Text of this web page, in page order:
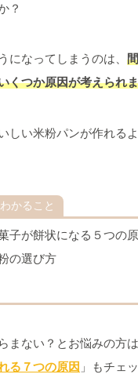
？
になってしまうのは、
くつか原因が考えられ
しい米粉パンが作れる
かること
子が餅状になる５つの
の選び方
まない？とお悩みの方
る７つの原因 」もチェ